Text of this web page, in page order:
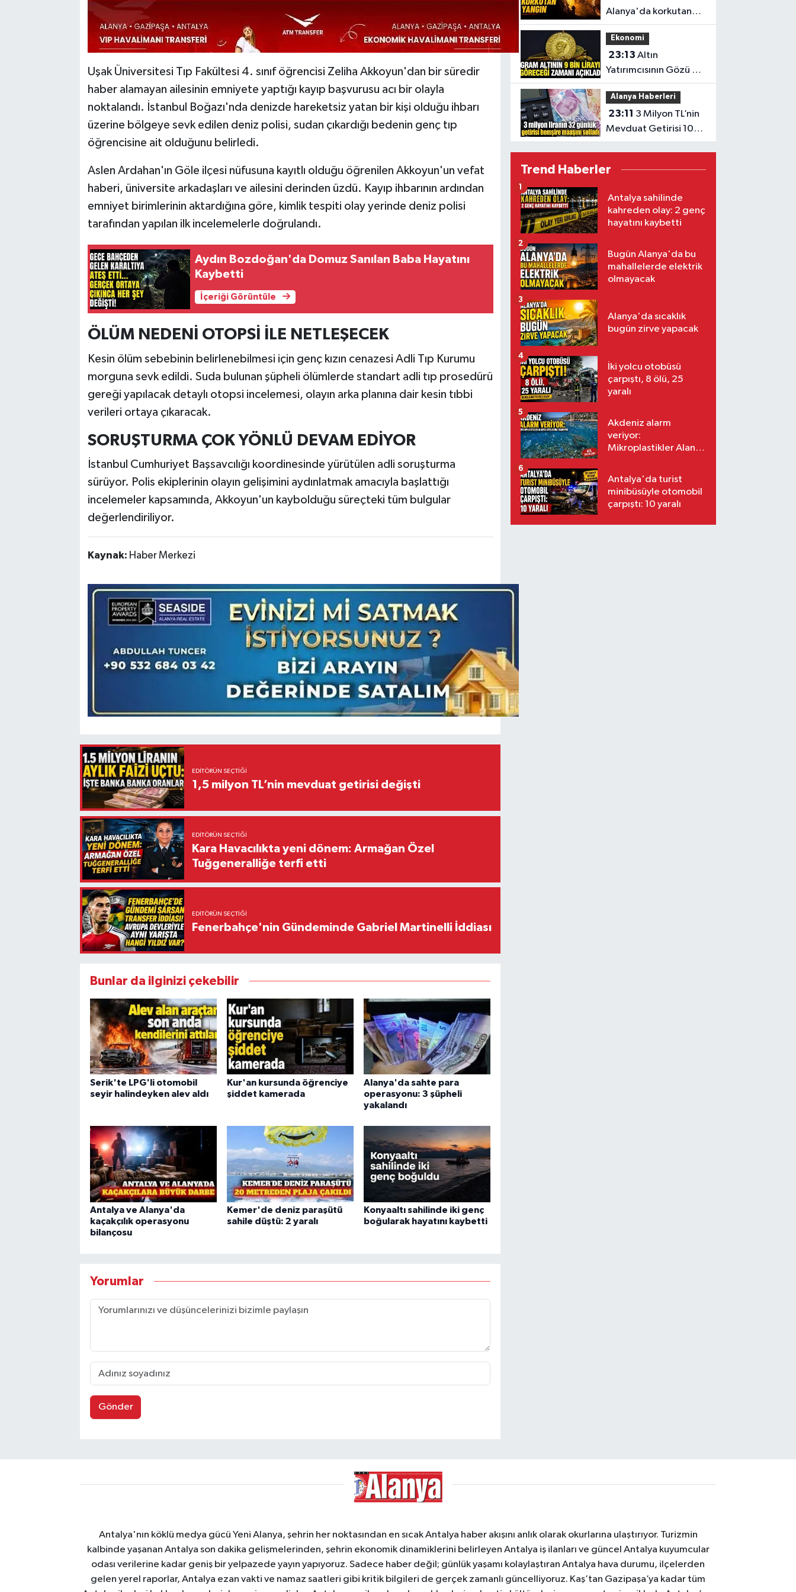
Uşak Üniversitesi Tıp Fakültesi 4. sınıf öğrencisi Zeliha Akkoyun'dan bir süredir
haber alamayan ailesinin emniyete yaptığı kayıp başvurusu acı bir olayla
noktalandı. İstanbul Boğazı'nda denizde hareketsiz yatan bir kişi olduğu ihbarı
üzerine bölgeye sevk edilen deniz polisi, sudan çıkardığı bedenin genç tıp
öğrencisine ait olduğunu belirledi.
Aslen Ardahan'ın Göle ilçesi nüfusuna kayıtlı olduğu öğrenilen Akkoyun'un vefat
haberi, üniversite arkadaşları ve ailesini derinden üzdü. Kayıp ihbarının ardından
emniyet birimlerinin aktardığına göre, kimlik tespiti olay yerinde deniz polisi
tarafından yapılan ilk incelemelerle doğrulandı.
Aydın Bozdoğan'da Domuz Sanılan Baba Hayatını
Kaybetti
İçeriği Görüntüle
ÖLÜM NEDENİ OTOPSİ İLE NETLEŞECEK
Kesin ölüm sebebinin belirlenebilmesi için genç kızın cenazesi Adli Tıp Kurumu
morguna sevk edildi. Suda bulunan şüpheli ölümlerde standart adli tıp prosedürü
gereği yapılacak detaylı otopsi incelemesi, olayın arka planına dair kesin tıbbi
verileri ortaya çıkaracak.
SORUŞTURMA ÇOK YÖNLÜ DEVAM EDİYOR
İstanbul Cumhuriyet Başsavcılığı koordinesinde yürütülen adli soruşturma
sürüyor. Polis ekiplerinin olayın gelişimini aydınlatmak amacıyla başlattığı
incelemeler kapsamında, Akkoyun'un kaybolduğu süreçteki tüm bulgular
değerlendiriliyor.
Kaynak: Haber Merkezi
EDITÖRÜN SEÇTIĞI
1,5 milyon TL’nin mevduat getirisi değişti
EDITÖRÜN SEÇTIĞI
Kara Havacılıkta yeni dönem: Armağan Özel
Tuğgeneralliğe terfi etti
EDITÖRÜN SEÇTIĞI
Fenerbahçe'nin Gündeminde Gabriel Martinelli İddiası
Bunlar da ilginizi çekebilir
Serik'te LPG'li otomobil
seyir halindeyken alev aldı
Kur'an kursunda öğrenciye
şiddet kamerada
Alanya'da sahte para
operasyonu: 3 şüpheli
yakalandı
Antalya ve Alanya'da
kaçakçılık operasyonu
bilançosu
Kemer'de deniz paraşütü
sahile düştü: 2 yaralı
Konyaaltı sahilinde iki genç
boğularak hayatını kaybetti
Yorumlar
Gönder
Alanya'da korkutan
yangın
Ekonomi
23:13 Altın
Yatırımcısının Gözü 9
Bin TL’de
Alanya Haberleri
23:11
Mevduat Getirisi 100
Bini Aştı
Trend Haberler
Antalya sahilinde
kahreden olay: 2 genç
hayatını kaybetti
1
Bugün Alanya'da bu
mahallelerde elektrik
olmayacak
2
Alanya'da sıcaklık
bugün zirve yapacak
3
İki yolcu otobüsü
çarpıştı, 8 ölü, 25
yaralı
4
Akdeniz alarm
veriyor:
Mikroplastikler Alanya
5
Antalya'da turist
minibüsüyle otomobil
çarpıştı: 10 yaralı
6
Antalya'nın köklü medya gücü Yeni Alanya, şehrin her noktasından en sıcak Antalya haber akışını anlık olarak okurlarına ulaştırıyor. Turizmin
kalbinde yaşanan Antalya son dakika gelişmelerinden, şehrin ekonomik dinamiklerini belirleyen Antalya iş ilanları ve güncel Antalya kuyumcular
odası verilerine kadar geniş bir yelpazede yayın yapıyoruz. Sadece haber değil; günlük yaşamı kolaylaştıran Antalya hava durumu, ilçelerden
gelen yerel raporlar, Antalya ezan vakti ve namaz saatleri gibi kritik bilgileri de gerçek zamanlı güncelliyoruz. Kaş’tan Gazipaşa’ya kadar tüm